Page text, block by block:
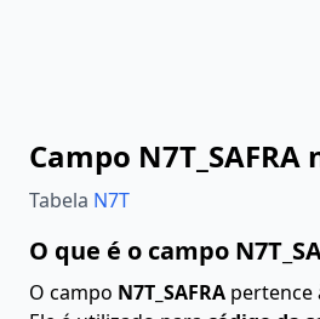
Campo
Tabela N7T
O que é o campo
O campo N7T_SAFRA pertence